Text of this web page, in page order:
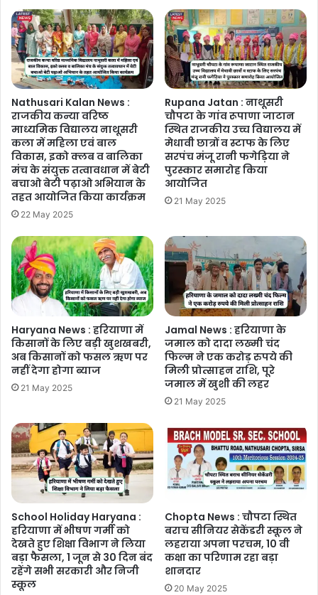
Nathusari Kalan News :
राजकीय कन्या वरिष्ठ
माध्यमिक विद्यालय नाथूसरी
कला में महिला एवं बाल
विकास, इको क्लब व बालिका
मंच के संयुक्त तत्वावधान में बेटी
बचाओ बेटी पढ़ाओ अभियान के
तहत आयोजित किया कार्यक्रम
22 May 2025
Rupana Jatan : नाथूसरी
चौपटा के गांव रूपाणा जाटान
स्थित राजकीय उच्च विद्यालय में
मेधावी छात्रों व स्टाफ के लिए
सरपंच मंजू रानी फगेड़िया ने
पुरस्कार समारोह किया
आयोजित
21 May 2025
Haryana News : हरियाणा में
किसानों के लिए बड़ी खुशखबरी,
अब किसानों को फसल ऋण पर
नहीं देगा होगा ब्याज
21 May 2025
Jamal News : हरियाणा के
जमाल को दादा लख्मी चंद
फिल्म ने एक करोड़ रुपये की
मिली प्रोत्साहन राशि, पूरे
जमाल में खुशी की लहर
21 May 2025
School Holiday Haryana :
हरियाणा में भीषण गर्मी को
देखते हुए शिक्षा विभाग ने लिया
बड़ा फैसला, 1 जून से 30 दिन बंद
रहेंगे सभी सरकारी और निजी
स्कूल
Chopta News : चौपटा स्थित
बराच सीनियर सेकेंडरी स्कूल ने
लहराया अपना परचम, 10 वी
कक्षा का परिणाम रहा बड़ा
शानदार
20 May 2025